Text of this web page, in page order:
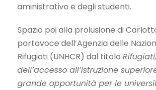
aministrativo e degli studenti.
Spazio poi alla prolusione di
portavoce dell’Agenzia delle
Rifugiati (UNHCR) dal titolo
dell’accesso all’istruzione
grande opportunità per le